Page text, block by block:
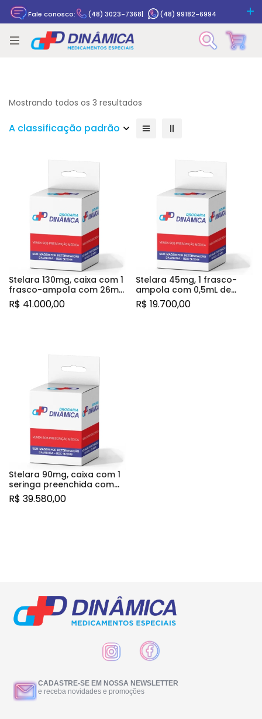
Fale conosco: (48) 3023-7368| (48) 99182-6994
Rastrear pedido
Mostrando todos os 3 resultados
A classificação padrão
Stelara 130mg, caixa com 1
frasco-ampola com 26mL
de solução de uso
intravenoso
R$ 41.000,00
Stelara 45mg, 1 frasco-
ampola com 0,5mL de
solução de uso
subcutâneo
R$ 19.700,00
Stelara 90mg, caixa com 1
seringa preenchida com
dispositivo de segurança
com 1mL de solução de
R$ 39.580,00
CADASTRE-SE EM NOSSA NEWSLETTER
e receba novidades e promoções